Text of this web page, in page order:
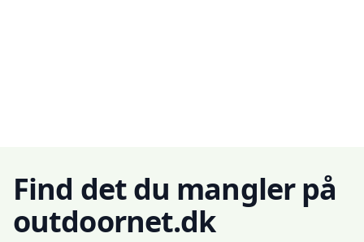
Find det du mangler på
outdoornet.dk